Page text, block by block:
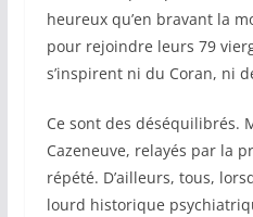
heureux qu’en bravant la
pour rejoindre leurs 79
s’inspirent ni du Coran, ni
Ce sont des déséquilibrés.
Cazeneuve, relayés par la
répété. D’ailleurs, tous,
lourd historique